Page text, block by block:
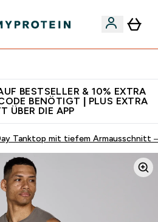
BESTSELLER & 10% EXTRA
BENÖTIGT | PLUS EXTRA
ÜBER DIE APP
Tanktop mit tiefem Armausschnitt